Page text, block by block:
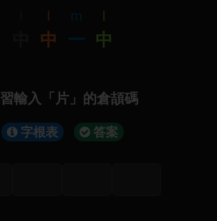
l
中
m
一
l
中
輸入「片」的倉頡碼
字根表 答案